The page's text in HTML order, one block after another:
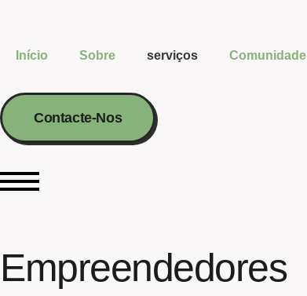
Início Sobre serviços Comunidade
Contacte-Nos
Empreendedores